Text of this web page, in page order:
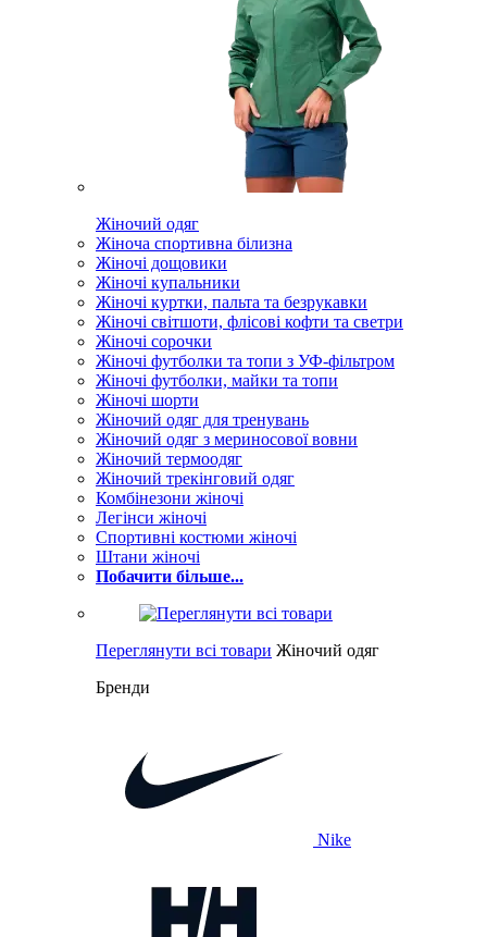
Жіночий одяг
Жіноча спортивна білизна
Жіночі дощовики
Жіночі купальники
Жіночі куртки, пальта та безрукавки
Жіночі світшоти, флісові кофти та светри
Жіночі сорочки
Жіночі футболки та топи з УФ-фільтром
Жіночі футболки, майки та топи
Жіночі шорти
Жіночий одяг для тренувань
Жіночий одяг з мериносової вовни
Жіночий термоодяг
Жіночий трекінговий одяг
Комбінезони жіночі
Легінси жіночі
Спортивні костюми жіночі
Штани жіночі
Побачити більше...
Переглянути всі товари Жіночий одяг
Бренди
Nike